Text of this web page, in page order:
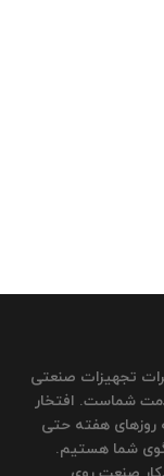
تجهیزات صنعتی
شماست. افتخار
روزهای هفته حتی
صبح تا 10 شب پاسخگوی شما هستیم.